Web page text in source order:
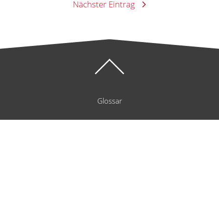
Nächster Eintrag
Nach
oben
Glossar
AGB